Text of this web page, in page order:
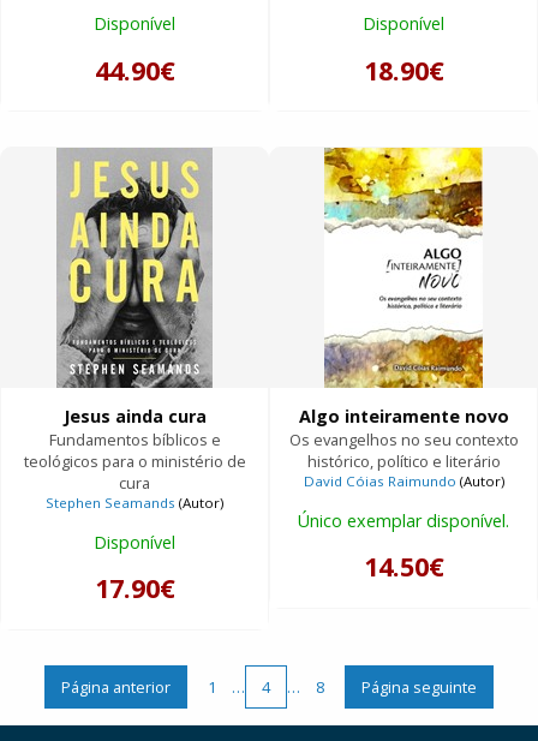
Disponível
44.90€
Disponível
18.90€
Jesus ainda cura
Fundamentos bíblicos e
teológicos para o ministério de
cura
Stephen Seamands (Autor)
Disponível
17.90€
Algo inteiramente novo
Os evangelhos no seu contexto
histórico, político e literário
David Cóias Raimundo (Autor)
Único exemplar disponível.
14.50€
Página anterior 1 … 4 … 8 Página seguinte